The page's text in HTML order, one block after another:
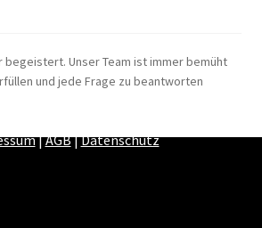
Unser Team ist immer bemüht
und jede Frage zu beantworten
|AGB|Datenschutz